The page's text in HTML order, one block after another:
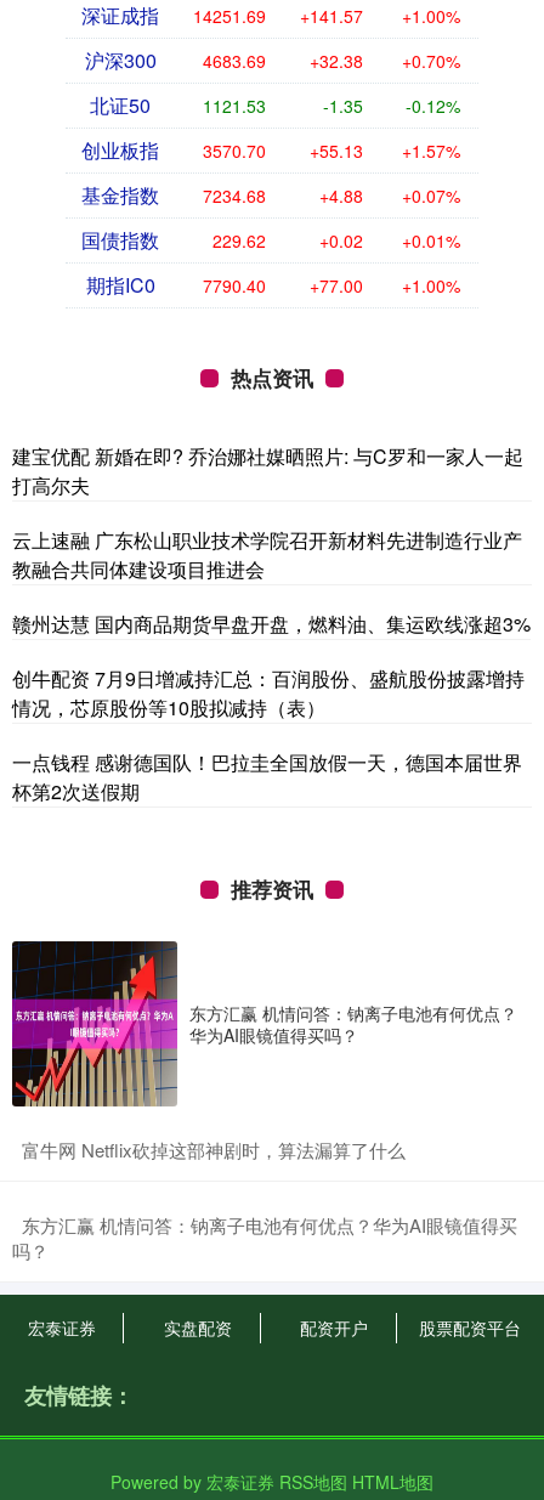
深证成指 14251.69 +141.57 +1.00%
沪深300 4683.69 +32.38 +0.70%
北证50 1121.53 -1.35 -0.12%
创业板指 3570.70 +55.13 +1.57%
基金指数 7234.68 +4.88 +0.07%
国债指数 229.62 +0.02 +0.01%
期指IC0 7790.40 +77.00 +1.00%
热点资讯
建宝优配 新婚在即? 乔治娜社媒晒照片: 与C罗和一家人一起
打高尔夫
云上速融 广东松山职业技术学院召开新材料先进制造行业产
教融合共同体建设项目推进会
赣州达慧 国内商品期货早盘开盘，燃料油、集运欧线涨超3%
创牛配资 7月9日增减持汇总：百润股份、盛航股份披露增持
情况，芯原股份等10股拟减持（表）
一点钱程 感谢德国队！巴拉圭全国放假一天，德国本届世界
杯第2次送假期
推荐资讯
东方汇赢 机情问答：钠离子电池有何优点？
华为AI眼镜值得买吗？
​富牛网 Netflix砍掉这部神剧时，算法漏算了什么
​东方汇赢 机情问答：钠离子电池有何优点？华为AI眼镜值得买
吗？
宏泰证券 实盘配资 配资开户 股票配资平台
友情链接：
Powered by 宏泰证券 RSS地图 HTML地图